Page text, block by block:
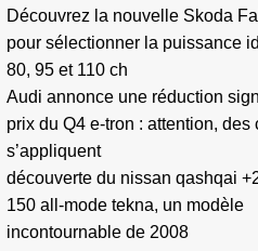
Découvrez la nouvelle Skoda
pour sélectionner la puissance
80, 95 et 110 ch
Audi annonce une réduction
prix du Q4 e-tron : attention, des
s’appliquent
découverte du nissan qashqai
150 all-mode tekna, un modèle
incontournable de 2008